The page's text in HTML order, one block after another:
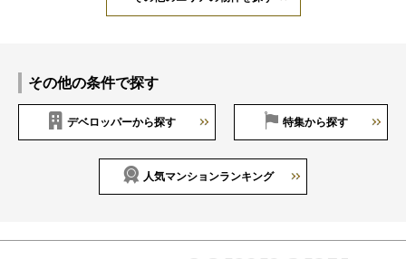
その他の条件で探す
デベロッパーから探す 特集から探す
人気マンションランキング